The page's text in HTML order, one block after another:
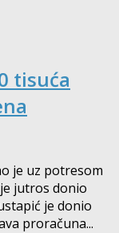
tisuća
je uz potresom
jutros donio
je donio
proračuna...